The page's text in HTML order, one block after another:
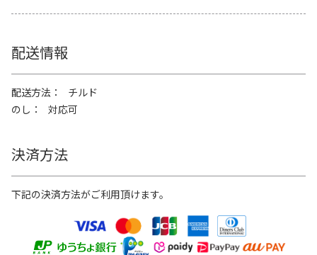
配送情報
配送方法
チルド
のし
対応可
決済方法
下記の決済方法がご利用頂けます。